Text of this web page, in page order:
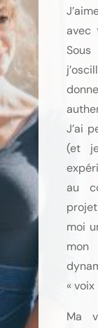
avec
J’ai
(et
au
moi
«
Ma